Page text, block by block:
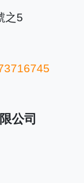
之5
公司